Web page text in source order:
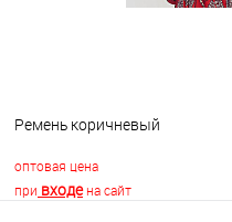
Ремень коричневый
оптовая цена
при входена сайт